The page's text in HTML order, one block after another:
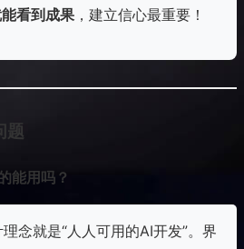
看到成果 ，建立信心最重要！
题
能用吗？
念就是“人人可用的AI开发”。界